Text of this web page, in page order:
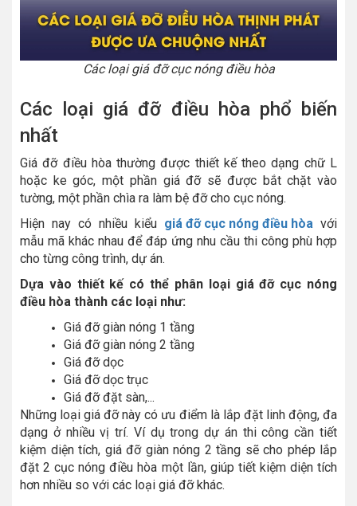
Các loại giá đỡ cục nóng điều hòa
Các loại giá đỡ điều hòa phổ biến
nhất
Giá đỡ điều hòa thường được thiết kế theo dạng chữ L
hoặc ke góc, một phần giá đỡ sẽ được bắt chặt vào
tường, một phần chìa ra làm bệ đỡ cho cục nóng.
Hiện nay có nhiều kiểu giá đỡ cục nóng điều hòa với
mẫu mã khác nhau để đáp ứng nhu cầu thi công phù hợp
cho từng công trình, dự án.
Dựa vào thiết kế có thể phân loại giá đỡ cục nóng
điều hòa thành các loại như:
Giá đỡ giàn nóng 1 tầng
Giá đỡ giàn nóng 2 tầng
Giá đỡ dọc
Giá đỡ dọc trục
Giá đỡ đặt sàn,...
Những loại giá đỡ này có ưu điểm là lắp đặt linh động, đa
dạng ở nhiều vị trí. Ví dụ trong dự án thi công cần tiết
kiệm diện tích, giá đỡ giàn nóng 2 tầng sẽ cho phép lắp
đặt 2 cục nóng điều hòa một lần, giúp tiết kiệm diện tích
hơn nhiều so với các loại giá đỡ khác.